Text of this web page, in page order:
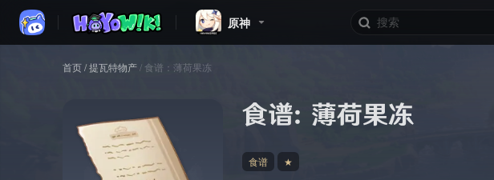
原神
首页/提瓦特物产/ 食谱：薄荷果冻
食谱：薄荷果冻
食谱 ★